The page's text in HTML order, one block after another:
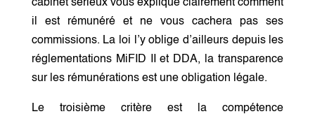
cabinet sérieux vous explique clairement comment
il est rémunéré et ne vous cachera pas ses
commissions. La loi l’y oblige d’ailleurs depuis les
réglementations MiFID II et DDA, la transparence
sur les rémunérations est une obligation légale.
Le troisième critère est la compétence